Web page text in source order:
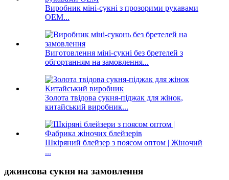
Виробник міні-сукні з прозорими рукавами
OEM...
Виготовлення міні-сукні без бретелей з
обгортанням на замовлення...
Золота твідова сукня-піджак для жінок,
китайський виробник...
Шкіряний блейзер з поясом оптом | Жіночий
...
джинсова сукня на замовлення